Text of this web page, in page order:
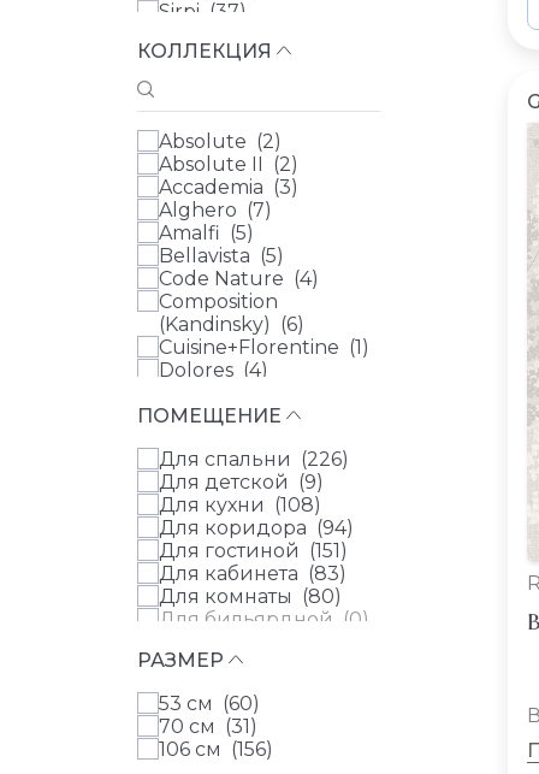
Sirpi (37)
Zambaiti (26)
(BN International) (
Loymina (0 )
Луна Уоллс (Luna
Walls) (0 )
Milassa (0
Parati&Parati (
Parato (0)
Rasch Textil (
КОЛЛЕКЦИЯ
Absolute (2)
Absolute II (2)
Accademia (3)
Alghero (7)
Amalfi (5)
Bellavista (5)
Code Nature (4)
Composition
(Kandinsky) (6)
Cuisine+Florentine (1)
Dolores (4)
Elle 3 (2)
Fiori (10)
Florentine II ( )
Forest Dreams (8
Fresh Up (1)
Garda (2)
Garden (15)
Gold (1)
Italian Comfort (6)
Jaipur ( 16
Kimono (3
Lamborghini 2 (
Maison Charme (
Martinique (
ПОМЕЩЕНИЕ
Для спальни (226)
Для детской (9)
Для кухни (108)
Для коридора (94)
Для гостиной (151)
Для кабинета (83)
Для комнаты (80)
Для бильярдной (0)
РАЗМЕР
53 см (60)
70 см (31)
106 см (156)